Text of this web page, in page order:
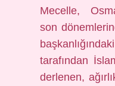
Mecelle,
son
tarafından
derlenen,